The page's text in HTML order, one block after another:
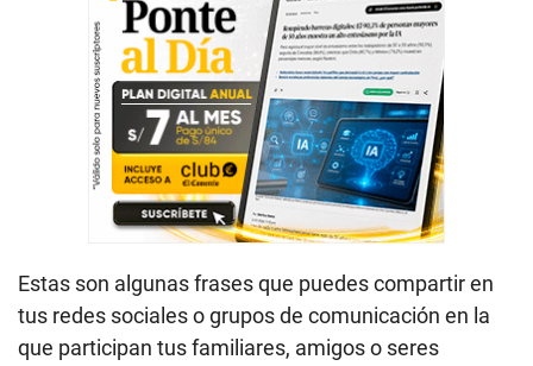
Estas son algunas frases que puedes compartir en
tus redes sociales o grupos de comunicación en la
que participan tus familiares, amigos o seres